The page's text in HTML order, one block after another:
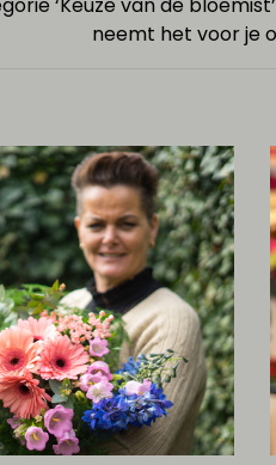
neemt het voor je